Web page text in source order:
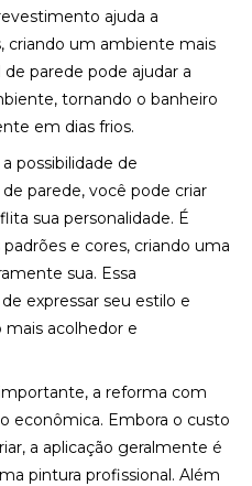
ajuda a
criando um ambiente mais
parede pode ajudar a
tornando o banheiro
em dias frios.
possibilidade de
parede, você pode criar
sua personalidade. É
e cores, criando uma
sua. Essa
expressar seu estilo e
acolhedor e
a reforma com
econômica. Embora o custo
a aplicação geralmente é
pintura profissional. Além